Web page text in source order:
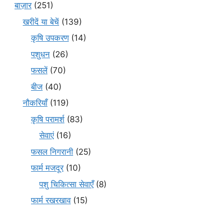
बाज़ार(251)
खरीदें या बेचें (139)
कृषि उपकरण(14)
पशुधन (26)
फसलें(70)
बीज (40)
नौकरियाँ(119)
कृषि परामर्श(83)
सेवाएं(16)
फसल निगरानी (25)
फार्म मजदूर(10)
पशु चिकित्सा सेवाएँ(8)
फार्म रखरखाव(15)